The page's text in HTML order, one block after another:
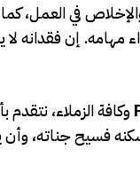
في العمل،
مهامه. إن
وكافة الزملاء،
فسيح جناته، وأن